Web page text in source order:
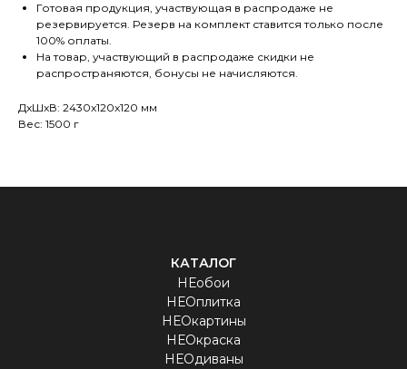
Готовая продукция, участвующая в распродаже не
резервируется. Резерв на комплект ставится только после
100% оплаты.
На товар, участвующий в распродаже скидки не
распространяются, бонусы не начисляются.
ДxШxВ: 2430x120x120 мм
Вес: 1500 г
КАТАЛОГ
НЕобои
НЕОплитка
НЕОкартины
НЕОкраска
НЕОдиваны